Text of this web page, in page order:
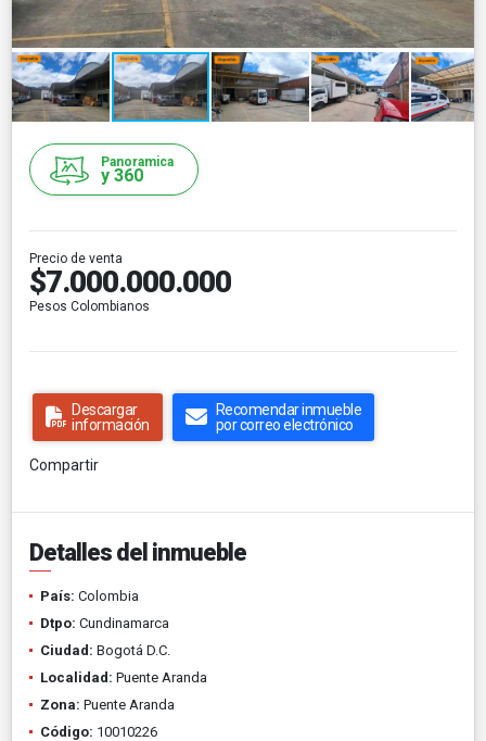
Panoramica
y 360
Precio de venta
$7.000.000.000
Pesos Colombianos
Descargar
información
Recomendar inmueble
por correo electrónico
Compartir
Detalles del inmueble
País: Colombia
Dtpo: Cundinamarca
Ciudad: Bogotá D.C.
Localidad: Puente Aranda
Zona: Puente Aranda
Código: 10010226